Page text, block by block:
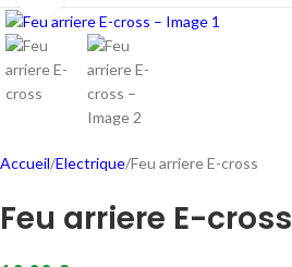
Accueil Electrique Feu arriere E-cross
Feu arriere E-cross